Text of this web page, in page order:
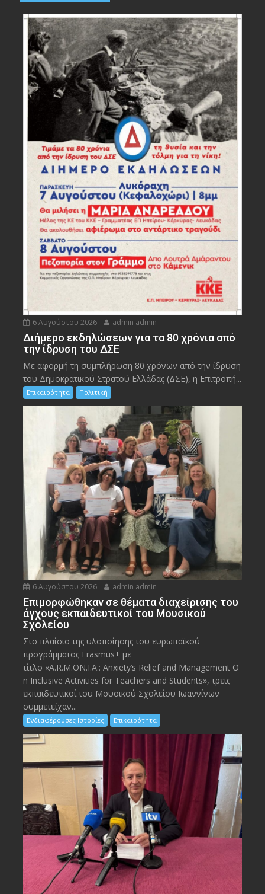
6 Αυγούστου 2026 admin admin
Διήμερο εκδηλώσεων για τα 80 χρόνια από
την ίδρυση του ΔΣΕ
Με αφορμή τη συμπλήρωση 80 χρόνων από την ίδρυση
του Δημοκρατικού Στρατού Ελλάδας (ΔΣΕ), η Επιτροπή...
Επικαιρότητα Πολιτική
6 Αυγούστου 2026 admin admin
Eπιμορφώθηκαν σε θέματα διαχείρισης του
άγχους εκπαιδευτικοί του Μουσικού
Σχολείου
Στο πλαίσιο της υλοποίησης του ευρωπαϊκού
προγράμματος Erasmus+ με
τίτλο «A.R.M.ON.I.A.: Anxiety’s Relief and Management O
n Inclusive Activities for Teachers and Students», τρεις
εκπαιδευτικοί του Μουσικού Σχολείου Ιωαννίνων
συμμετείχαν...
Ενδιαφέρουσες Ιστορίες Επικαιρότητα